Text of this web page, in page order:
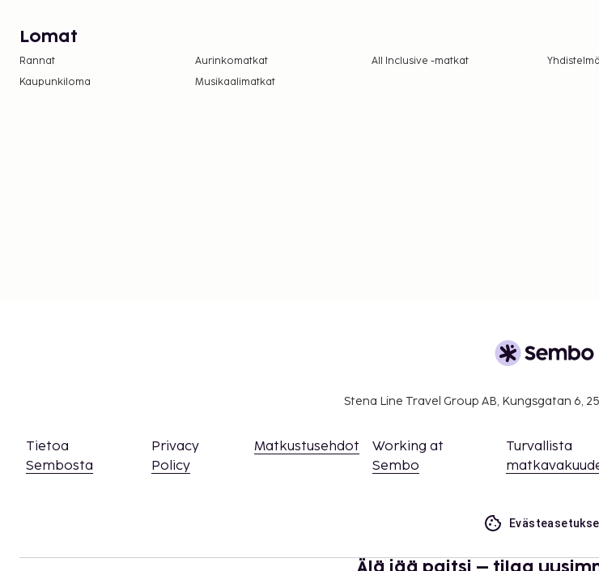
Lomat
Rannat Aurinkomatkat All Inclusive -matkat
Kaupunkiloma
Musikaalimatkat
Stena Line Travel Group AB, Kungsgatan 6,
Tietoa
Sembosta
Privacy
Policy
Matkustusehdot
Working at
Sembo
Turvallista
Älä jää paitsi – tilaa